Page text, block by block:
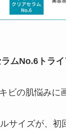
ムNo.6トラ
ビの肌悩みに
サイズが、初